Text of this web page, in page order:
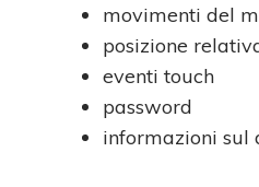
movimenti del
posizione
eventi touch
password
informazioni sul